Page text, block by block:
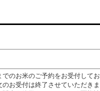
のお米のご予約をお受付してお
お受付は終了させていただきま